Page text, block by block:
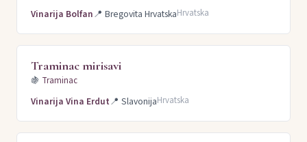
Vinarija Bolfan📍 Bregovita HrvatskaHrvatska
Traminac mirisavi
🍇 Traminac
Vinarija Vina Erdut📍 SlavonijaHrvatska